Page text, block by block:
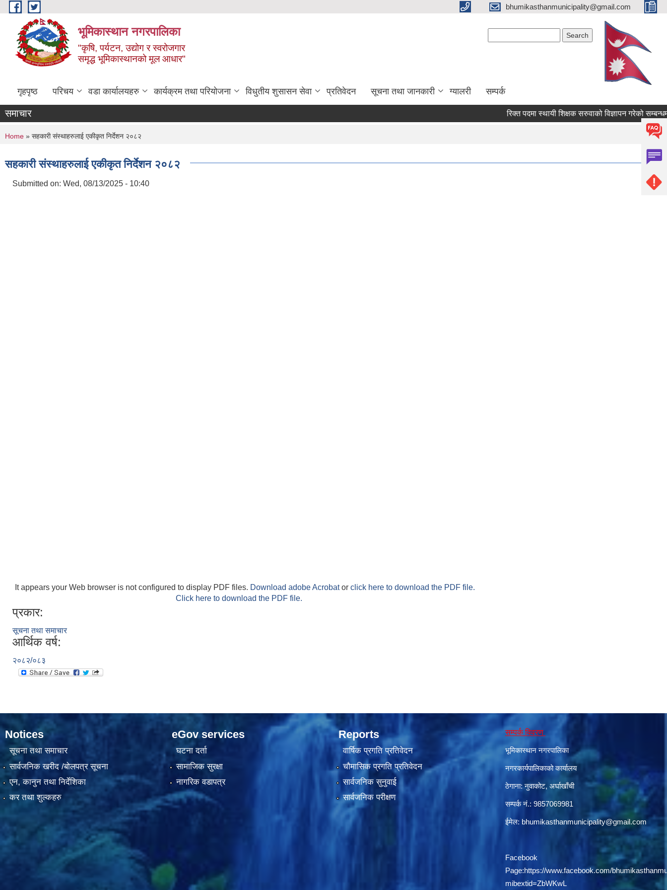
Skip to main content bhumikasthanmunicipality@gmail.com
भूमिकास्थान नगरपालिका
"कृषि, पर्यटन, उद्योग र स्वरोजगार
समृद्ध भूमिकास्थानको मूल आधार"
गृहपृष्ठ परिचय वडा कार्यालयहरु कार्यक्रम तथा परियोजना विधुतीय शुसासन सेवा प्रतिवेदन सूचना तथा जानकारी ग्यालरी सम्पर्क
समाचार रिक्त पदमा स्थायी शिक्षक सरुवाको विज्ञापन गरेको सम्बन्धमा ।
You are here
Home » सहकारी संस्थाहरुलाई एकीकृत निर्देशन २०८२
सहकारी संस्थाहरुलाई एकीकृत निर्देशन २०८२
Submitted on: Wed, 08/13/2025 - 10:40
It appears your Web browser is not configured to display PDF files. Download adobe Acrobator click here to download the PDF file.
Click here to download the PDF file.
प्रकार:
सूचना तथा समाचार
आर्थिक वर्ष:
२०८२/०८३
Notices
सूचना तथा समाचार
सार्वजनिक खरीद /बोलपत्र सूचना
एन, कानुन तथा निर्देशिका
कर तथा शुल्कहरु
eGov services
घटना दर्ता
सामाजिक सुरक्षा
नागरिक वडापत्र
Reports
वार्षिक प्रगति प्रतिवेदन
चौमासिक प्रगति प्रतिवेदन
सार्वजनिक सुनुवाई
सार्वजनिक परीक्षण
सम्पर्क विवरण
भूमिकास्थान नगरपालिका
नगरकार्यपालिकाको कार्यालय
ठेगाना: नुवाकोट, अर्घाखाँची
सम्पर्क नं.: 9857069981
ईमेल: bhumikasthanmunicipality@gmail.com
Facebook
Page:https://www.facebook.com/
mibextid=ZbWKwL